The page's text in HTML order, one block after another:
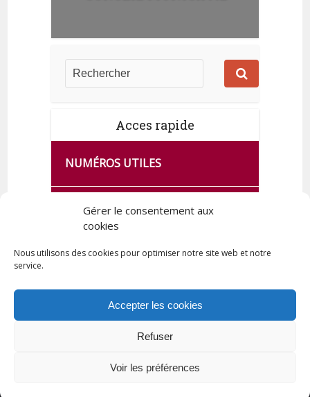
Gérer le consentement aux
cookies
Nous utilisons des cookies pour optimiser notre site web et notre
service.
Accepter les cookies
Refuser
Voir les préférences
Acces rapide
NUMÉROS UTILES
CA SE PASSE À FRANCE SERVICES
DE QUINGEY
Tous droits réservés © 2023 Commune de Quingey / Création -